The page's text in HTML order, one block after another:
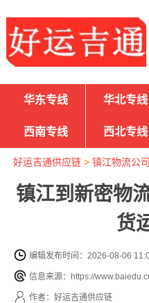
华东专线 华北专线
西南专线 西北专线
好运吉通供应链> 镇江物流公司
镇江到新密物
货
编辑发布时间：2026-08-06
信息来源：https://
作者：好运吉通供应链